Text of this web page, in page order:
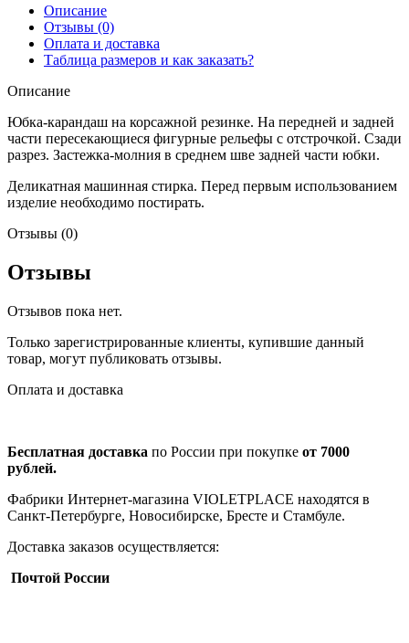
Описание
Отзывы (0)
Оплата и доставка
Таблица размеров и как заказать?
Описание
Юбка-карандаш на корсажной резинке. На передней и задней
части пересекающиеся фигурные рельефы с отстрочкой. Сзади
разрез. Застежка-молния в среднем шве задней части юбки.
Деликатная машинная стирка. Перед первым использованием
изделие необходимо постирать.
Отзывы (0)
Отзывы
Отзывов пока нет.
Только зарегистрированные клиенты, купившие данный
товар, могут публиковать отзывы.
Оплата и доставка
Бесплатная доставка по России при покупке от 7000
рублей.
Фабрики Интернет-магазина VIOLETPLACE находятся в
Санкт-Петербурге, Новосибирске, Бресте и Стамбуле.
Доставка заказов осуществляется:
Почтой России